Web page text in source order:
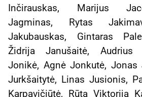
Inčirauskas, Marijus
Jagminas, Rytas
Jakubauskas, Gintaras
Židrija Janušaitė, Audrius
Jonikė, Agnė Jonkutė, Jonas
Jurkšaitytė, Linas Jusionis,
Karpavičiūtė, Rūta Viktorija